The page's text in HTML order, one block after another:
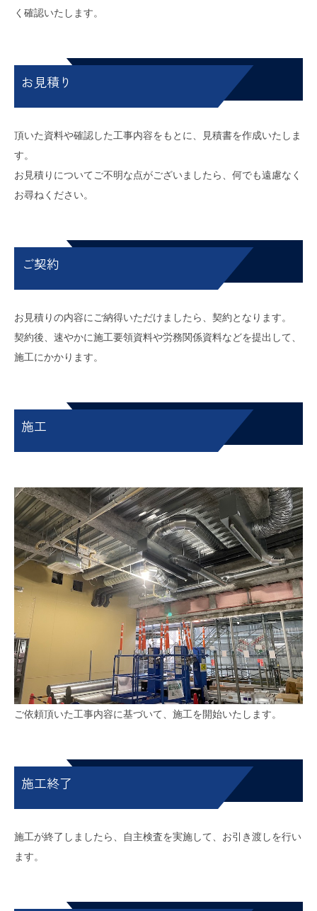
く確認いたします。
お見積り
頂いた資料や確認した工事内容をもとに、見積書を作成いたしま
す。
お見積りについてご不明な点がございましたら、何でも遠慮なく
お尋ねください。
ご契約
お見積りの内容にご納得いただけましたら、契約となります。
契約後、速やかに施工要領資料や労務関係資料などを提出して、
施工にかかります。
施工
ご依頼頂いた工事内容に基づいて、施工を開始いたします。
施工終了
施工が終了しましたら、自主検査を実施して、お引き渡しを行い
ます。